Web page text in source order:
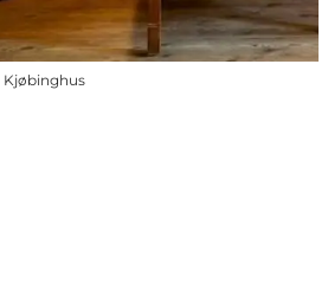
Kjøbinghus